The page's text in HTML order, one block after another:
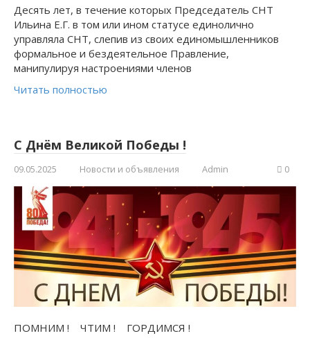
Десять лет, в течение которых Председатель СНТ
Ильина Е.Г. в том или ином статусе единолично
управляла СНТ, слепив из своих единомышленников
формальное и бездеятельное Правление,
манипулируя настроениями членов
Читать полностью
С Днём Великой Победы !
09.05.2025 Новости и объявления Admin 0
ПОМНИМ ! ЧТИМ ! ГОРДИМСЯ !